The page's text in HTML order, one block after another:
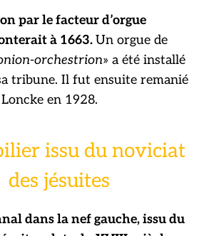
par le facteur d’orgue
à 1663.Un orgue de
orchestrion» a été installé
tribune. Il fut ensuite remanié
en 1928.
issu du noviciat
des jésuites
dans la nef gauche, issu du